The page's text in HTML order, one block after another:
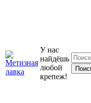
У нас
найдёшь
любой
крепеж!